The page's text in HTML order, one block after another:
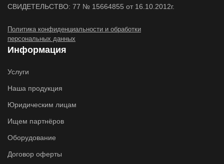
СВИДЕТЕЛЬСТВО: 77 № 15664855 от 16.10.2012г.
Политика конфиденциальности и обработки
персональных данных
Информация
Услуги
Наша продукция
Юридическим лицам
Ищем партнёров
Оборудование
Договор оферты